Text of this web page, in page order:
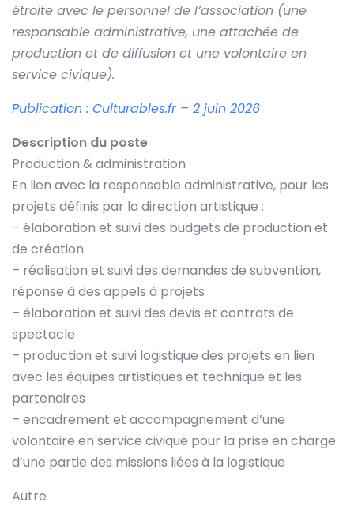
étroite avec le personnel de l’association (une
responsable administrative, une attachée de
production et de diffusion et une volontaire en
service civique).
Publication : Culturables.fr – 2 juin 2026
Description du poste
Production & administration
En lien avec la responsable administrative, pour les
projets définis par la direction artistique :
– élaboration et suivi des budgets de production et
de création
– réalisation et suivi des demandes de subvention,
réponse à des appels à projets
– élaboration et suivi des devis et contrats de
spectacle
– production et suivi logistique des projets en lien
avec les équipes artistiques et technique et les
partenaires
– encadrement et accompagnement d’une
volontaire en service civique pour la prise en charge
d’une partie des missions liées à la logistique
Autre